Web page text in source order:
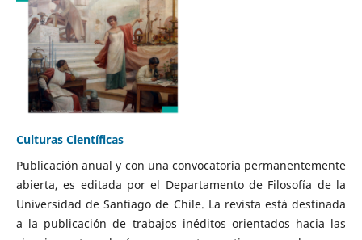
Culturas Científicas
Publicación anual y con una convocatoria permanentemente
abierta, es editada por el Departamento de Filosofía de la
Universidad de Santiago de Chile. La revista está destinada
a la publicación de trabajos inéditos orientados hacia las